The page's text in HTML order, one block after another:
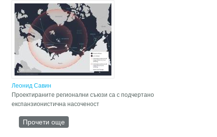
Леонид Савин
Проектираните регионални съюзи са с подчертано
експанзионистична насоченост
Прочети още